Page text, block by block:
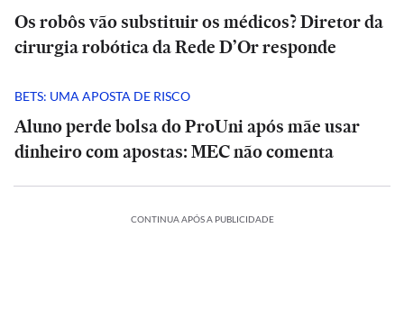
Os robôs vão substituir os médicos? Diretor da
cirurgia robótica da Rede D’Or responde
BETS: UMA APOSTA DE RISCO
Aluno perde bolsa do ProUni após mãe usar
dinheiro com apostas: MEC não comenta
CONTINUA APÓS A PUBLICIDADE